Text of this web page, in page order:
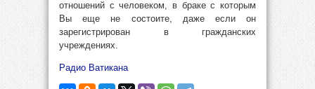
отношений с человеком, в браке с которым
Вы еще не состоите, даже если он
зарегистрирован в гражданских
учреждениях.
Радио Ватикана